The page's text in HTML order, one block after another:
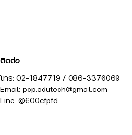
ติดต่อ
โทร: 02-1847719 / 086-3376069
Email: pop.edutech@gmail.com
Line: @600cfpfd